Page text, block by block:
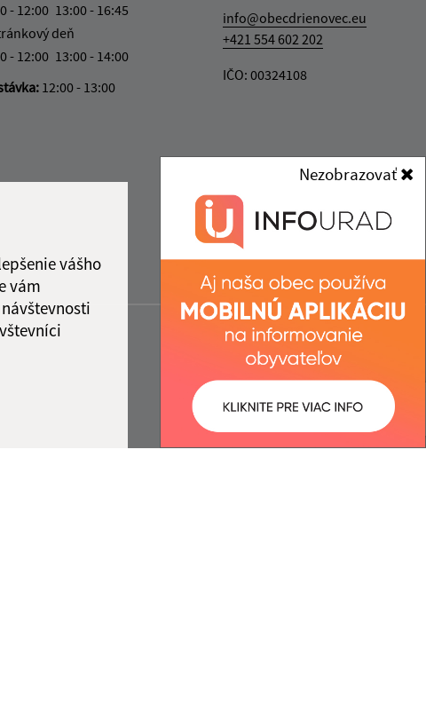
vášho
vám
Nezobrazovať
- 12:00 13:00 - 16:45
deň
- 12:00 13:00 - 14:00
12:00 - 13:00
info@obecdrienovec.eu
+421 554 602 202
IČO: 00324108